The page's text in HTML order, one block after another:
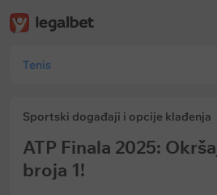
Tenis
Sportski događaji i opcije klađenja
ATP Finala 2025:
broja 1!